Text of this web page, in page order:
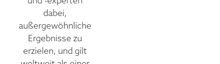
dabei,
außergewöhnliche
Ergebnisse zu
erzielen, und gilt